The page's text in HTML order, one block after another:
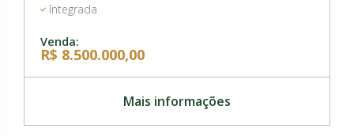
Integrada
Venda:
R$ 8.500.000,00
Mais informações